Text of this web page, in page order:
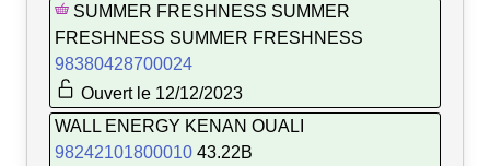
SUMMER FRESHNESS SUMMER
FRESHNESS SUMMER FRESHNESS
98380428700024
Ouvert le 12/12/2023
WALL ENERGY KENAN OUALI
98242101800010 43.22B